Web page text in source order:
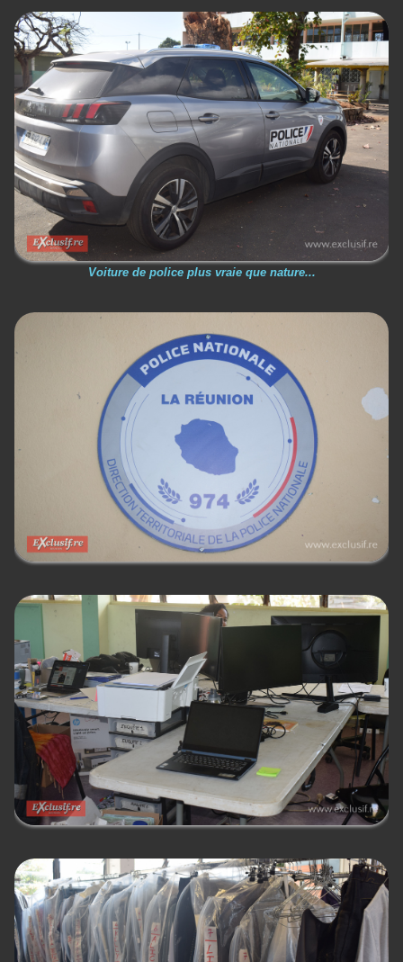
Voiture de police plus vraie que nature...